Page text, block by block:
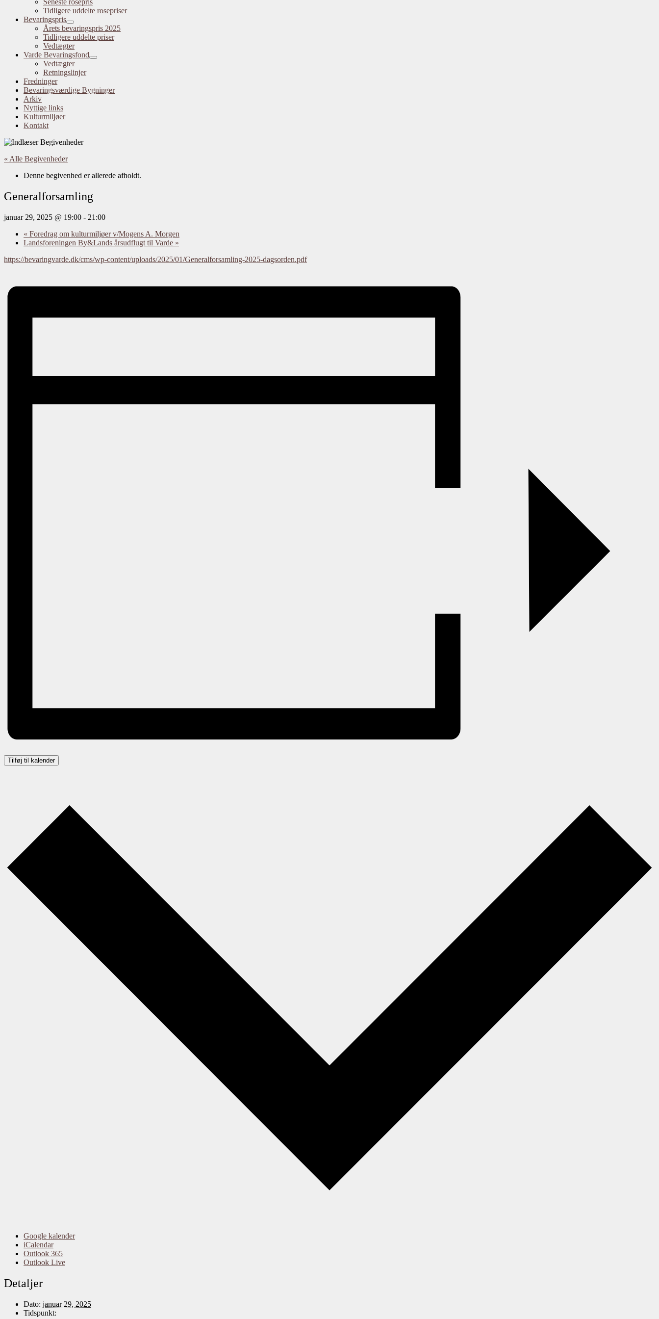
Seneste rosepris
Tidligere uddelte rosepriser
Bevaringspris
Årets bevaringspris 2025
Tidligere uddelte priser
Vedtægter
Varde Bevaringsfond
Vedtægter
Retningslinjer
Fredninger
Bevaringsværdige Bygninger
Arkiv
Nyttige links
Kulturmiljøer
Kontakt
« Alle Begivenheder
Denne begivenhed er allerede afholdt.
Generalforsamling
januar 29, 2025 @ 19:00 - 21:00
« Foredrag om kulturmiljøer v/Mogens A. Morgen
Landsforeningen By&Lands årsudflugt til Varde »
https://bevaringvarde.dk/cms/wp-content/uploads/2025/01/Generalforsamling-2025-dagsorden.pdf
Tilføj til kalender
Google kalender
iCalendar
Outlook 365
Outlook Live
Detaljer
Dato: januar 29, 2025
Tidspunkt: